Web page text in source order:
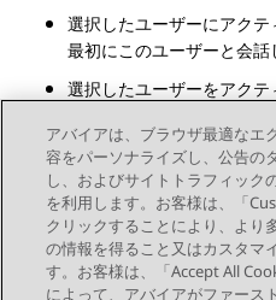
選択したユーザーにアクテ
最初にこのユーザーと会話
選択したユーザーをアク
これらのショートカット操作を
連絡してください。
アバイアは、ブラウザ最適なエ
容をパーソナライズし、公告の
し、およびサイトトラフィック
を利用します。お客様は、「
クリックすることにより、より
の情報を得ること又はカスタマ
す。お客様は、「Accept All
によって、アバイアがファース